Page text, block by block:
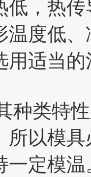
低，热
温度低
用适当
种类特
所以模
一定模